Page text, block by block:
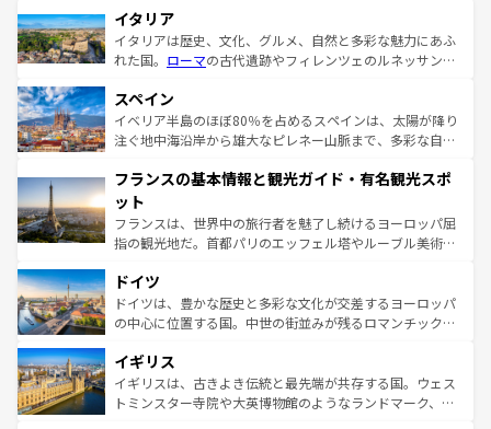
イタリア
イタリアは歴史、文化、グルメ、自然と多彩な魅力にあふ
れた国。 ローマの古代遺跡やフィレンツェのルネッサンス
ろん、トスカーナの美しい田園風景やアマルフィ海岸の絶
景など、自然景観も見逃せない。観光の合間には、本場の
ピザやパスタなど、絶品のイタリア料理を堪能することも
ませてくれるイタリアで、忘れられない旅をしてみよう！
なお、新着のイタリア情報は
しい。
スペイン
イベリア半島のほぼ80％を占めるスペインは、太陽が降り
注ぐ地中海沿岸から雄大なピレネー山脈まで、多彩な自然
文化が根付くこの国では、情熱的なフラメンコ、熱気あふ
れる闘牛、そして美味しいタパスが生活の一部となってい
る。首都マドリードの洗練された雰囲気や、バルセロナの
アートに溢れた街角から、地方では古代ローマ遺跡や中世
せる。地方によって風土や気候が異なるスペインはその個
性で訪れる人を魅了する。 なお、新着のスペイン情報は コ
ンテンツ一覧を参照してほしい。
フランスの基本情報と観光ガイド・有名観光スポ
ット
フランスは、世界中の旅行者を魅了し続けるヨーロッパ屈
指の観光地だ。首都パリのエッフェル塔やルーブル美術館
で、幅広い魅力が詰まっている。華麗な宮殿、歴史的な大
聖堂、美しいビーチ、そして豊かな自然が、訪れる者を心
から魅了する。また、フランスは美食の国としても知ら
いる。シャンパンの発祥地であるランス、プロヴァンスの
香り高いラベンダー畑など、多彩な楽しみ方が可能だ。さ
らに、パリ以外の地域にも魅力が溢れており、どの街角に
ドイツ
ドイツは、豊かな歴史と多彩な文化が交差するヨーロッパ
の中心に位置する国。中世の街並みが残るロマンチック街
顔を持つこの国は、どこを歩いても飽きることがない。ベ
ルリンの文化的活気、バイエルン州のアルプスの絶景、そ
してライン川沿いのワイン畑といった風景は必見。ビール
イギリス
イギリスは、古きよき伝統と最先端が共存する国。ウェス
トミンスター寺院や大英博物館のようなランドマーク、歴